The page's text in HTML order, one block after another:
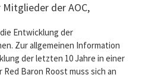
Mitglieder der AOC,
Entwicklung der
Zur allgemeinen Information
der letzten 10 Jahre in einer
Baron Roost muss sich an